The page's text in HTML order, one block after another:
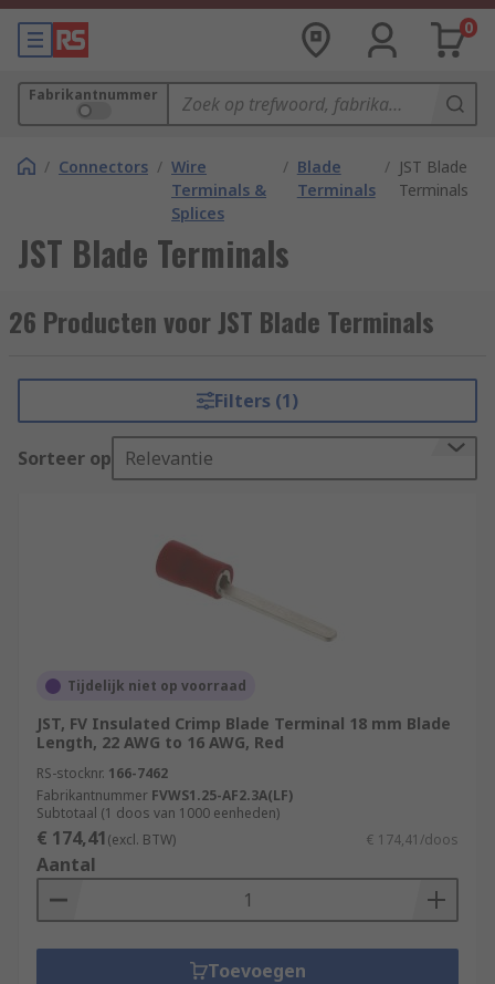
0
Fabrikantnummer
/ Connectors / Wire
Terminals &
Splices
/ Blade
Terminals
/ JST Blade
Terminals
JST Blade Terminals
26 Producten voor JST Blade Terminals
Filters (1)
Sorteer op Relevantie
Tijdelijk niet op voorraad
JST, FV Insulated Crimp Blade Terminal 18 mm Blade
Length, 22 AWG to 16 AWG, Red
RS-stocknr. 166-7462
Fabrikantnummer FVWS1.25-AF2.3A(LF)
Subtotaal (1 doos van 1000 eenheden)
€ 174,41(excl. BTW) € 174,41/doos
Aantal
Toevoegen